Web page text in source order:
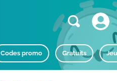
Codes promo Gratuits